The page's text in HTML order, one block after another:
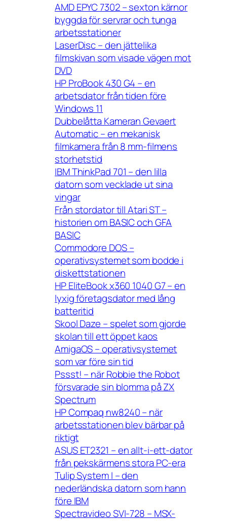
AMD EPYC 7302 – sexton kärnor
byggda för servrar och tunga
arbetsstationer
LaserDisc – den jättelika
filmskivan som visade vägen mot
DVD
HP ProBook 430 G4 – en
arbetsdator från tiden före
Windows 11
Dubbelåtta Kameran Gevaert
Automatic – en mekanisk
filmkamera från 8 mm-filmens
storhetstid
IBM ThinkPad 701 – den lilla
datorn som vecklade ut sina
vingar
Från stordator till Atari ST –
historien om BASIC och GFA
BASIC
Commodore DOS –
operativsystemet som bodde i
diskettstationen
HP EliteBook x360 1040 G7 – en
lyxig företagsdator med lång
batteritid
Skool Daze – spelet som gjorde
skolan till ett öppet kaos
AmigaOS – operativsystemet
som var före sin tid
Pssst! – när Robbie the Robot
försvarade sin blomma på ZX
Spectrum
HP Compaq nw8240 – när
arbetsstationen blev bärbar på
riktigt
ASUS ET2321 – en allt-i-ett-dator
från pekskärmens stora PC-era
Tulip System I – den
nederländska datorn som hann
före IBM
Spectravideo SVI-728 – MSX-